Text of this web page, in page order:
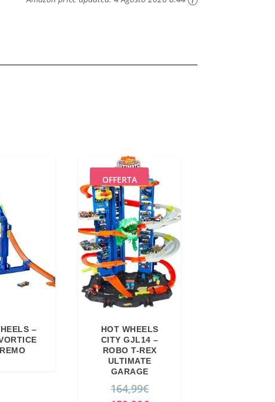
–
OFFERTA
HOT WHEELS
CITY GJL14 –
ROBO T-REX
ULTIMATE
GARAGE
164,99€I